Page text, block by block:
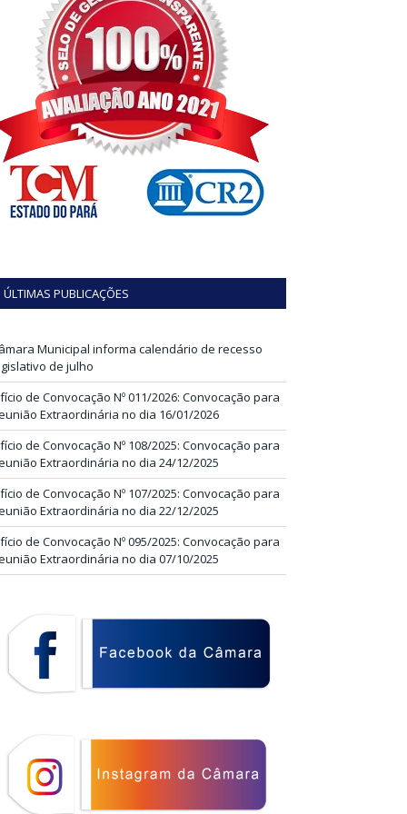
ÚLTIMAS PUBLICAÇÕES
Municipal informa calendário de recesso
de julho
de Convocação Nº 011/2026: Convocação para
Extraordinária no dia 16/01/2026
de Convocação Nº 108/2025: Convocação para
Extraordinária no dia 24/12/2025
de Convocação Nº 107/2025: Convocação para
Extraordinária no dia 22/12/2025
de Convocação Nº 095/2025: Convocação para
Extraordinária no dia 07/10/2025